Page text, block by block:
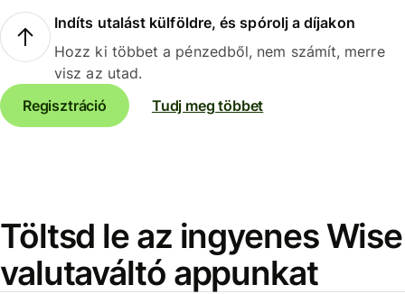
Indíts utalást külföldre, és spórolj a díjakon
Hozz ki többet a pénzedből, nem számít, merre
visz az utad.
Regisztráció
Tudj meg többet
Töltsd le az ingyenes Wise
valutaváltó appunkat